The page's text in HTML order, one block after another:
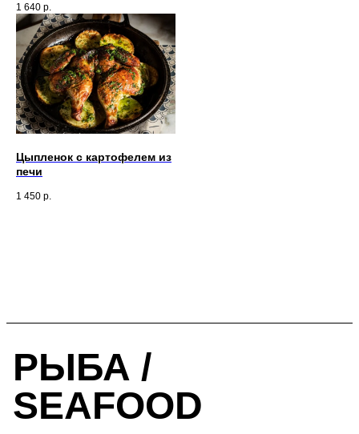
1 640 р.
Цыпленок с картофелем из
печи
1 450 р.
РЫБА /
SEAFOOD